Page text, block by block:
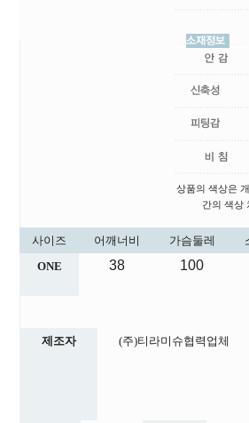
상품의 색상은
간의 색상
사이즈 어깨너비 가슴둘레
ONE
38 100
제조자 (주)티라미슈협력업체